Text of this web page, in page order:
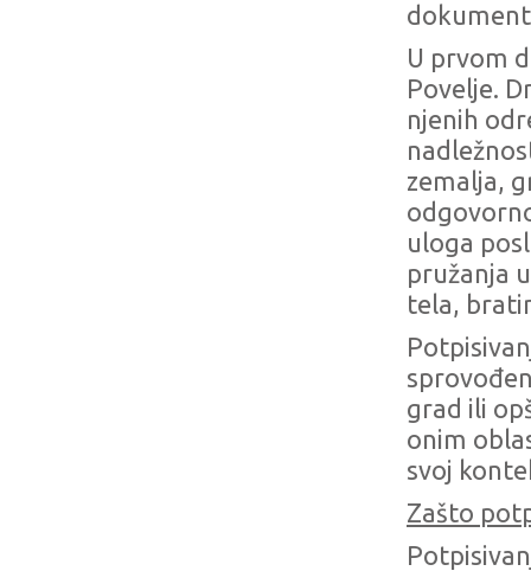
U prvom
Povelje.
njenih
zemalja,
uloga
pružanja
tela,
grad ili
onim
svoj
Zašto